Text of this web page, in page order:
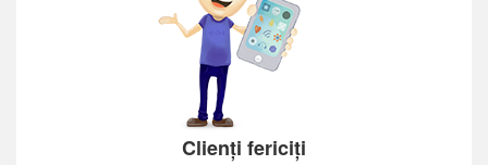
Clienți fericiți